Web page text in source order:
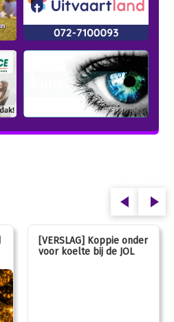
[VERSLAG] Koppie onder
voor koelte bij de JOL